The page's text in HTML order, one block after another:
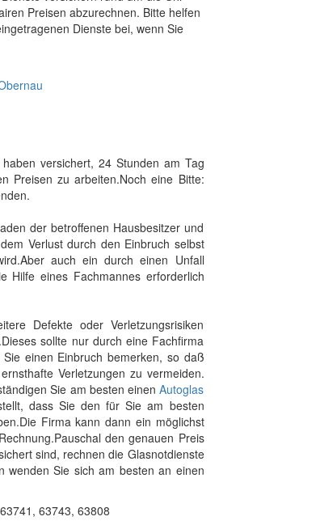
Preisen abzurechnen. Bitte helfen
Dienste bei, wenn Sie
versichert, 24 Stunden am Tag
Preisen zu arbeiten.Noch eine Bitte:
der betroffenen Hausbesitzer und
Verlust durch den Einbruch selbst
auch ein durch einen Unfall
Hilfe eines Fachmannes erforderlich
Defekte oder Verletzungsrisiken
sollte nur durch eine Fachfirma
einen Einbruch bemerken, so daß
Verletzungen zu vermeiden.
Sie am besten einenAutoglas
dass Sie den für Sie am besten
Firma kann dann ein möglichst
den genauen Preis
sind, rechnen die Glasnotdienste
wenden Sie sich am besten an einen
63743, 63808